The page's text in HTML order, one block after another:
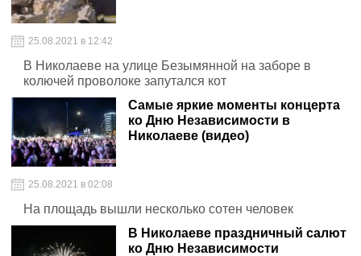
25.08.2021 в 12:42
В Николаеве на улице Безымянной на заборе в
колючей проволоке запутался кот
Самые яркие моменты концерта
ко Дню Независимости в
Николаеве (видео)
25.08.2021 в 02:08
На площадь вышли несколько сотен человек
В Николаеве праздничный салют
ко Дню Независимости